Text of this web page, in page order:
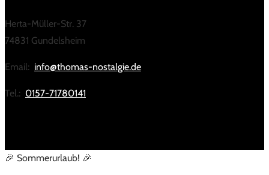
Herta-Müller-Str. 37
74831 Gundelsheim
Email: info@thomas-nostalgie.de
Tel.: 0157-71780141
🎉 Sommerurlaub! 🎉